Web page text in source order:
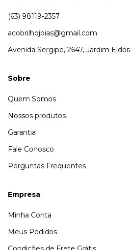
(63) 98119-2357
acobrilhojoias@gmail.com
Avenida Sergipe, 2647, Jardim
Sobre
Quem Somos
Nossos produtos
Garantia
Fale Conosco
Perguntas Frequentes
Empresa
Minha Conta
Meus Pedidos